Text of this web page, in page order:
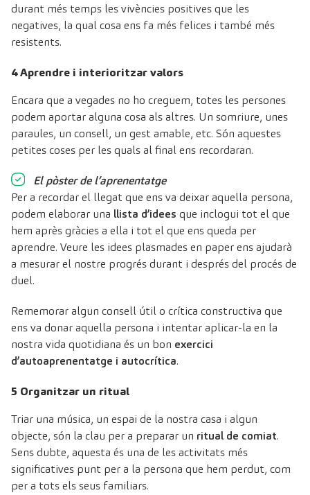
durant més temps les vivències positives que les
negatives, la qual cosa ens fa més felices i també més
resistents.
4 Aprendre i interioritzar valors
Encara que a vegades no ho creguem, totes les persones
podem aportar alguna cosa als altres. Un somriure, unes
paraules, un consell, un gest amable, etc. Són aquestes
petites coses per les quals al final ens recordaran.
El pòster de l’aprenentatge
Per a recordar el llegat que ens va deixar aquella persona,
podem elaborar una llista d’idees que inclogui tot el que
hem après gràcies a ella i tot el que ens queda per
aprendre. Veure les idees plasmades en paper ens ajudarà
a mesurar el nostre progrés durant i després del procés de
duel.
Rememorar algun consell útil o crítica constructiva que
ens va donar aquella persona i intentar aplicar-la en la
nostra vida quotidiana és un bon exercici
d’autoaprenentatge i autocrítica.
5 Organitzar un ritual
Triar una música, un espai de la nostra casa i algun
objecte, són la clau per a preparar un ritual de comiat.
Sens dubte, aquesta és una de les activitats més
significatives punt per a la persona que hem perdut, com
per a tots els seus familiars.